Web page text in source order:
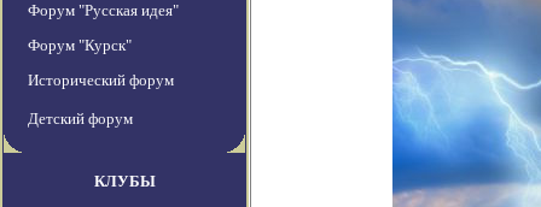
Форум "Русская идея"
Форум "Курск"
Исторический форум
Детский форум
КЛУБЫ